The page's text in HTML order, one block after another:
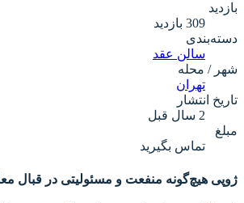
بازدید
309 بازدید
دسته‌بندی
سالن عقد
شهر / محله
تهران
تاریخ انتشار
2 سال قبل
مبلغ
تماس بگیرید
ژوپی هیچ‌گونه منفعت و مسئولیتی در قبال